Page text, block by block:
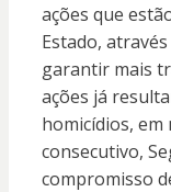
ações que
Estado,
garantir mais
ações já
homicídios, em
consecutivo,
compromisso